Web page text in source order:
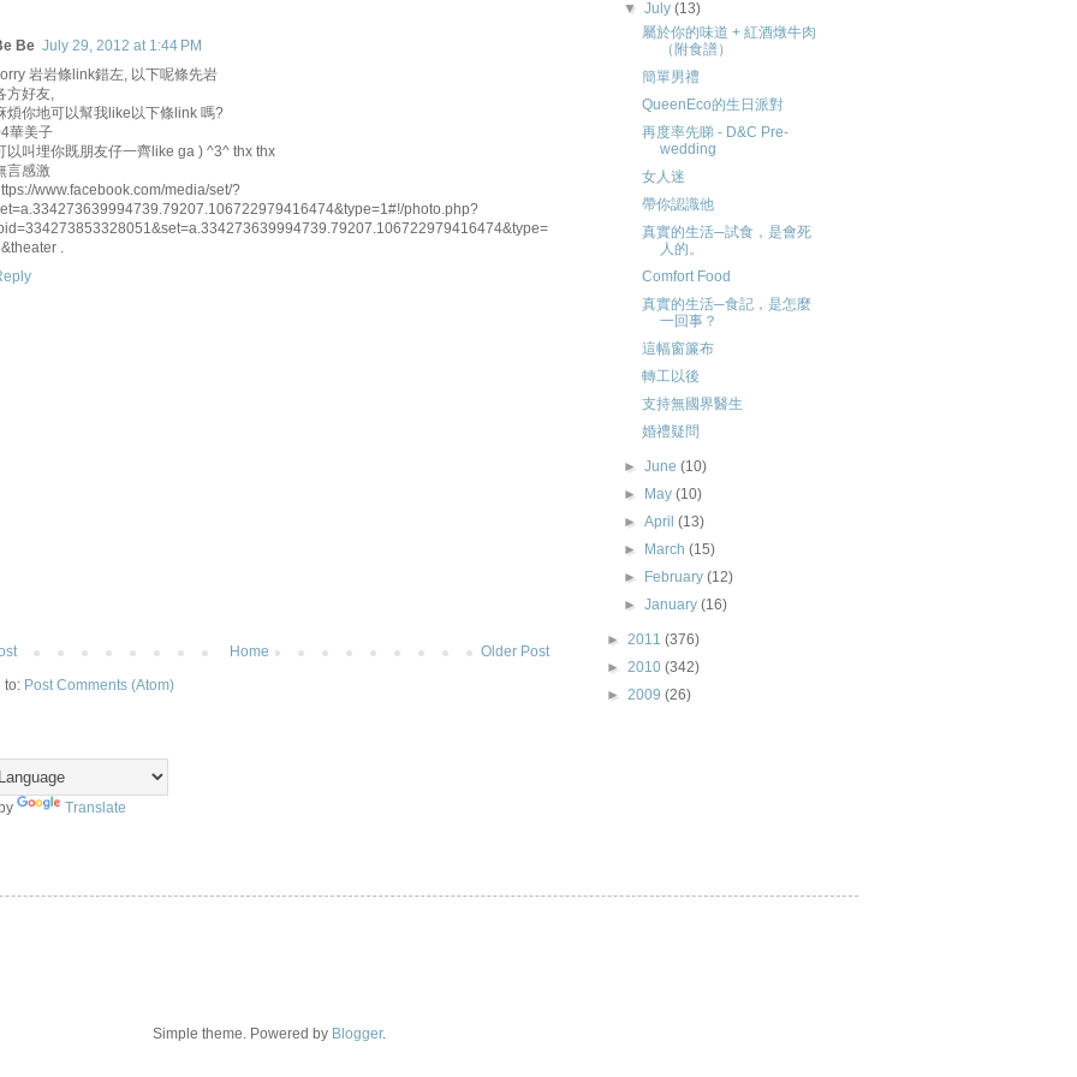
Be July 29, 2012 at 1:44 PM
岩岩條link錯左, 以下呢條先岩
方好友,
煩你地可以幫我like以下條link 嗎?
華美子
以叫埋你既朋友仔一齊like ga ) ^3^ thx thx
言感激
www.facebook.com/media/set/?
photo.php?
.
Older Post
Home
to: Post Comments (Atom)
Translate
▼July(13)
屬於你的味道 + 紅酒燉牛肉
（附食譜）
簡單男禮
QueenEco的生日派對
再度率先睇 - D&C Pre-
wedding
女人迷
帶你認識他
真實的生活─試食，是會死
人的。
Comfort Food
真實的生活─食記，是怎麼
一回事？
這幅窗簾布
轉工以後
支持無國界醫生
婚禮疑問
►June(10)
►
May(10)
►April(13)
►
March(15)
►
February(12)
►January(16)
► 2011 (376)
► 2010 (342)
► 2009 (26)
Simple theme. Powered by Blogger.